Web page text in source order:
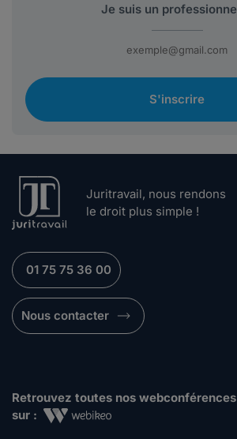
S'inscrire
Juritravail, nous rendons
le droit plus simple !
01 75 75 36 00
Nous contacter
Retrouvez toutes nos webconférences
sur :